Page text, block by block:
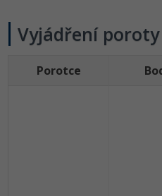
Windows
Fórum
Vyjádření poroty
Porotce